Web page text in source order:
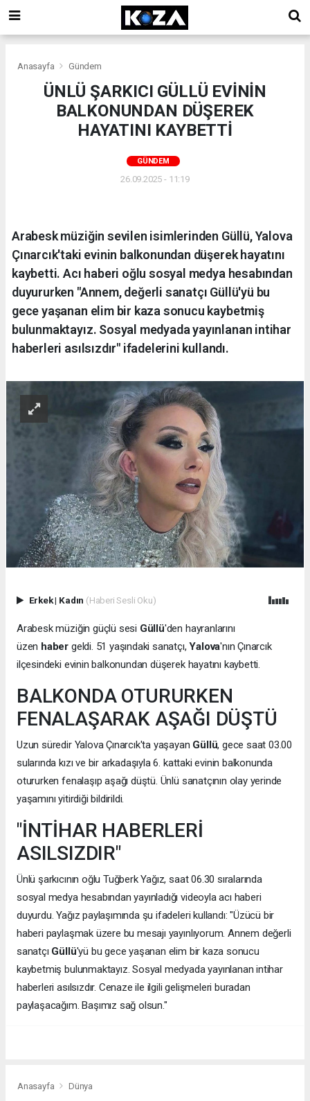
Anasayfa Gündem
ÜNLÜ ŞARKICI GÜLLÜ EVİNİN
BALKONUNDAN DÜŞEREK
HAYATINI KAYBETTİ
GÜNDEM
26.09.2025 - 11:19
Arabesk müziğin sevilen isimlerinden Güllü, Yalova
Çınarcık'taki evinin balkonundan düşerek hayatını
kaybetti. Acı haberi oğlu sosyal medya hesabından
duyururken "Annem, değerli sanatçı Güllü'yü bu
gece yaşanan elim bir kaza sonucu kaybetmiş
bulunmaktayız. Sosyal medyada yayınlanan intihar
haberleri asılsızdır" ifadelerini kullandı.
Erkek| Kadın (Haberi Sesli Oku)
Arabesk müziğin güçlü sesi Güllü'den hayranlarını
üzen haber geldi. 51 yaşındaki sanatçı,Yalova'nın Çınarcık
ilçesindeki evinin balkonundan düşerek hayatını kaybetti.
BALKONDA OTURURKEN
FENALAŞARAK AŞAĞI DÜŞTÜ
Uzun süredir Yalova Çınarcık'ta yaşayan Güllü, gece saat 03.00
sularında kızı ve bir arkadaşıyla 6. kattaki evinin balkonunda
otururken fenalaşıp aşağı düştü. Ünlü sanatçının olay yerinde
yaşamını yitirdiği bildirildi.
"İNTİHAR HABERLERİ
ASILSIZDIR"
Ünlü şarkıcının oğlu Tuğberk Yağız, saat 06.30 sıralarında
sosyal medya hesabından yayınladığı videoyla acı haberi
duyurdu. Yağız paylaşımında şu ifadeleri kullandı: "Üzücü bir
haberi paylaşmak üzere bu mesajı yayınlıyorum. Annem değerli
sanatçı Güllü'yü bu gece yaşanan elim bir kaza sonucu
kaybetmiş bulunmaktayız. Sosyal medyada yayınlanan intihar
haberleri asılsızdır. Cenaze ile ilgili gelişmeleri buradan
paylaşacağım. Başımız sağ olsun."
Anasayfa Dünya